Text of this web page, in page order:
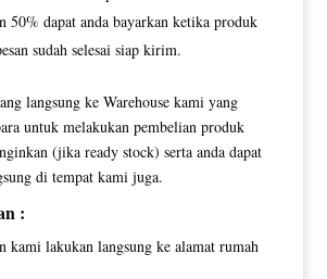
50% dapat anda bayarkan ketika produk
sudah selesai siap kirim.
langsung ke Warehouse kami yang
untuk melakukan pembelian produk
(jika ready stock) serta anda dapat
di tempat kami juga.
:
kami lakukan langsung ke alamat rumah